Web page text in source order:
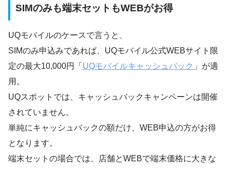
SIMのみも端末セットもWEBがお得
UQモバイルのケースで言うと、
SIMのみ申込みであれば、UQモバイル公式WEBサイト限
定の最大10,000円「 UQモバイルキャッシュバック 」が適
用。
UQスポットでは、キャッシュバックキャンペーンは開催
されていません。
単純にキャッシュバックの額だけ、WEB申込の方がお得
となります。
端末セットの場合では、店舗とWEBで端末価格に大きな